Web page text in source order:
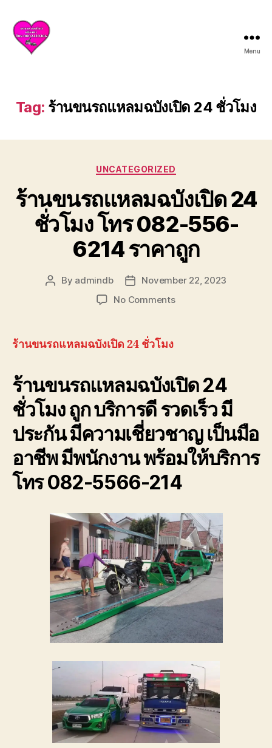
สไลด์
ศรีราชา
ให้
ทั้ง
ยก
เหลือ
0800628488
Menu
Tag: ร้านขนรถแหลมฉบังเปิด 24 ชั่วโมง
Categories
UNCATEGORIZED
ร้านขนรถแหลมฉบังเปิด 24
ชั่วโมง โทร 082-556-
6214 ราคาถูก
Post
By admindb
Post
date
November 22, 2023
No Commentson
เปิด
24
ชั่วโมง
โทร
082-
556-
6214
ราคา
ถูก
ร้านขนรถแหลมฉบังเปิด 24 ชั่วโมง
ร้านขนรถแหลมฉบังเปิด 24
ชั่วโมง ถูก บริการดี รวดเร็ว มี
ประกัน มีความเชี่ยวชาญ เป็นมือ
อาชีพ มีพนักงาน พร้อมให้บริการ
โทร 082-5566-214